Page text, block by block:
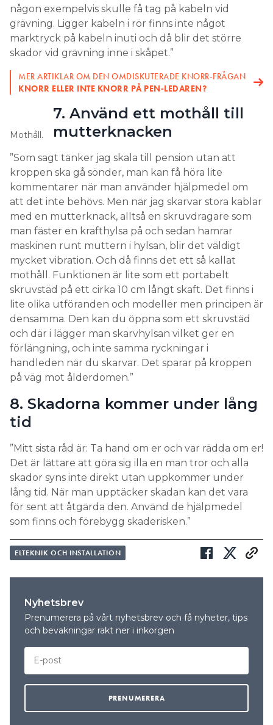
någon exempelvis skulle få tag på kabeln vid
grävning. Ligger kabeln i rör finns inte något
marktryck på kabeln inuti och då blir det större
skador vid grävning inne i skåpet.”
MER ARTIKLAR OM DEN OMDISKUTERADE KNORR-FRÅGAN
KNORR ELLER INTE KNORR PÅ PEN-LEDAREN?
Mothåll.
7. Använd ett mothåll till
mutterknacken
”Som sagt tänker jag skala till pension utan att
kroppen ska gå sönder, man kan få höra lite
kommentarer när man använder hjälpmedel om
att det inte behövs. Men när jag skarvar stora kablar
med en mutterknack, alltså en skruvdragare som
man fäster en krafthylsa på och sedan hamrar
maskinen runt muttern i hylsan, blir det väldigt
mycket vibration. Och då finns det ett så kallat
mothåll. Funktionen är lite som ett portabelt
skruvstäd på ett cirka 10 cm långt skaft. Det finns i
lite olika utföranden och modeller men principen är
densamma. Den kan du öppna som ett skruvstäd
och där i lägger man skarvhylsan vilket ger en
förlängning, och inte samma ryckningar i
handleden när du skarvar. Det sparar på kroppen
på väg mot ålderdomen.”
8. Skadorna kommer under lång
tid
”Mitt sista råd är: Ta hand om er och var rädda om er!
Det är lättare att göra sig illa en man tror och alla
skador syns inte direkt utan uppkommer under
lång tid. När man upptäcker skadan kan det vara
för sent att åtgärda den. Använd de hjälpmedel
som finns och förebygg skaderisken.”
ELTEKNIK OCH INSTALLATION
Nyhetsbrev
Prenumerera på vårt nyhetsbrev och få nyheter, tips
och bevakningar rakt ner i inkorgen